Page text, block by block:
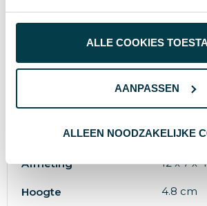
ALLE COOKIES
AANPASSEN
ALLEEN NOODZAKELIJKE
Materiaal
90 g
Merk XD
zwart
Afmeting 12 x 7 x
Hoogte 4.8 cm